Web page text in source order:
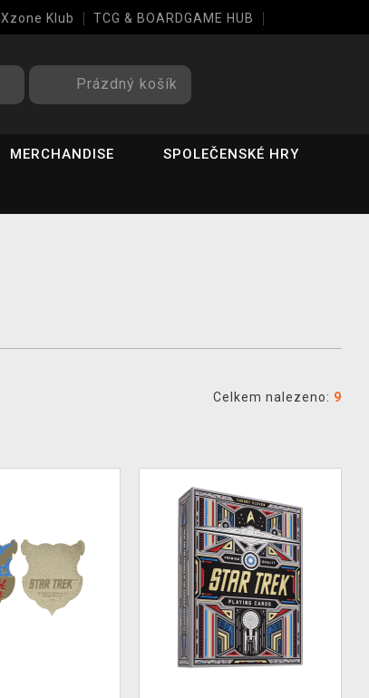
Xzone Klub TCG & BOARDGAME HUB
Prázdný košík
MERCHANDISE SPOLEČENSKÉ HRY
Celkem nalezeno: 9